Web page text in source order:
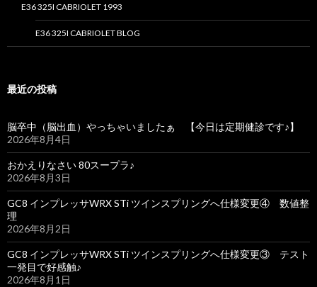
E36 325I CABRIOLET 1993
E36 325I CABRIOLET BLOG
最近の投稿
脳卒中（脳出血）やっちゃいましたぁ 【今日は定期健診です♪】
2026年8月4日
おかえりなさい 80スープラ♪
2026年8月3日
GC8 インプレッサWRX STi ツインスプリングへ仕様変更④ 数値整
理
2026年8月2日
GC8 インプレッサWRX STi ツインスプリングへ仕様変更③ テスト
一発目で好感触♪
2026年8月1日